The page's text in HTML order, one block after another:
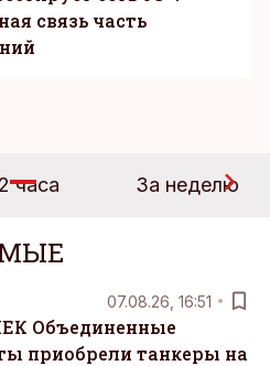
связь часть
часа За неделю
07.08.26, 16:51
Объединенные
приобрели танкеры на